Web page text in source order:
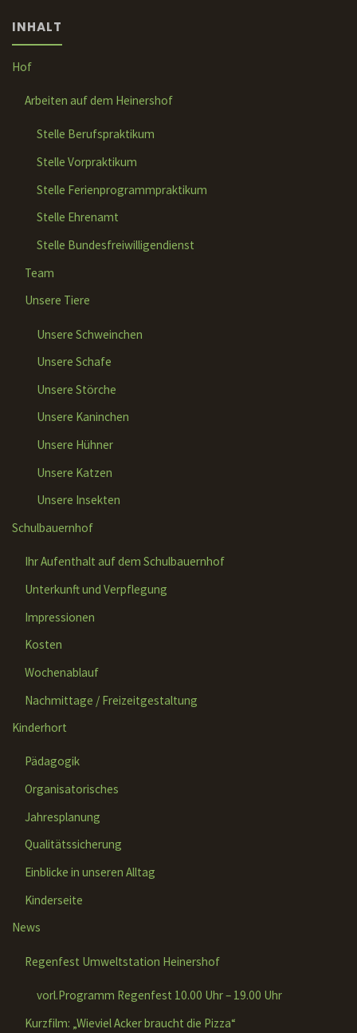
INHALT
Hof
Arbeiten auf dem Heinershof
Stelle Berufspraktikum
Stelle Vorpraktikum
Stelle Ferienprogrammpraktikum
Stelle Ehrenamt
Stelle Bundesfreiwilligendienst
Team
Unsere Tiere
Unsere Schweinchen
Unsere Schafe
Unsere Störche
Unsere Kaninchen
Unsere Hühner
Unsere Katzen
Unsere Insekten
Schulbauernhof
Ihr Aufenthalt auf dem Schulbauernhof
Unterkunft und Verpflegung
Impressionen
Kosten
Wochenablauf
Nachmittage / Freizeitgestaltung
Kinderhort
Pädagogik
Organisatorisches
Jahresplanung
Qualitätssicherung
Einblicke in unseren Alltag
Kinderseite
News
Regenfest Umweltstation Heinershof
vorl.Programm Regenfest 10.00 Uhr – 19.00 Uhr
Kurzfilm: „Wieviel Acker braucht die Pizza“